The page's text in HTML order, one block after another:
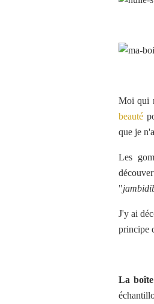
Moi qui
beauté
que je
Les
"
J'y ai
principe
La